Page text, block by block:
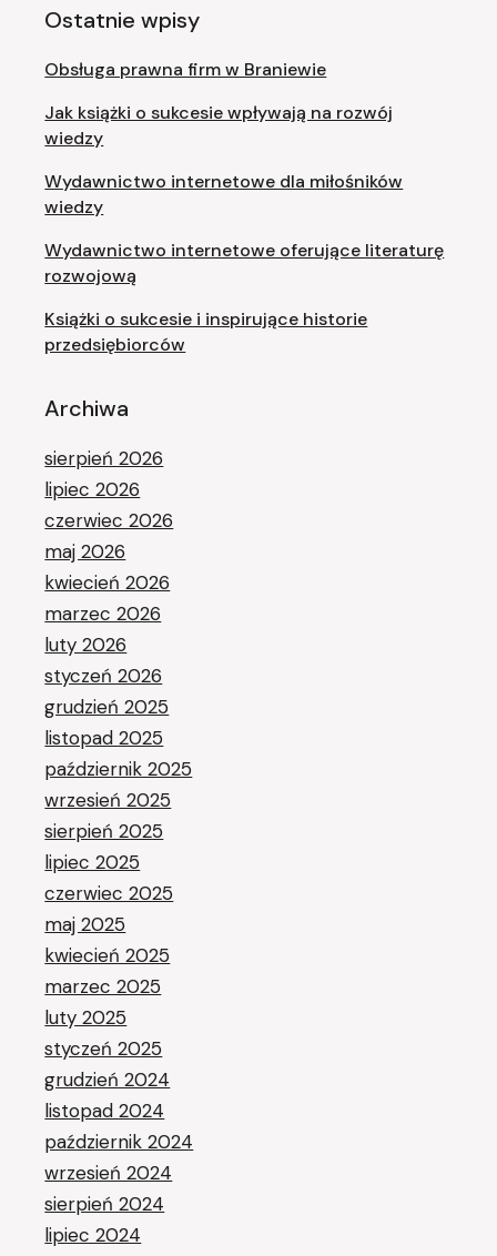
Ostatnie wpisy
Obsługa prawna firm w Braniewie
Jak książki o sukcesie wpływają na rozwój
wiedzy
Wydawnictwo internetowe dla miłośników
wiedzy
Wydawnictwo internetowe oferujące literaturę
rozwojową
Książki o sukcesie i inspirujące historie
przedsiębiorców
Archiwa
sierpień 2026
lipiec 2026
czerwiec 2026
maj 2026
kwiecień 2026
marzec 2026
luty 2026
styczeń 2026
grudzień 2025
listopad 2025
październik 2025
wrzesień 2025
sierpień 2025
lipiec 2025
czerwiec 2025
maj 2025
kwiecień 2025
marzec 2025
luty 2025
styczeń 2025
grudzień 2024
listopad 2024
październik 2024
wrzesień 2024
sierpień 2024
lipiec 2024